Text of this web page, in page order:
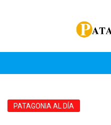
PATAGONIA AL DÍA